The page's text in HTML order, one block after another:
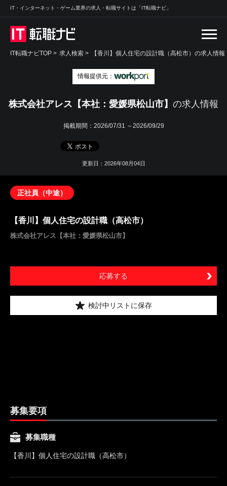
IT・インターネット・ゲーム業界の求人・転職サイトは「IT転職ナビ」
IT転職ナビTOP > 求人検索 > 【香川】個人住宅の設計職（高松市）の求人情報
情報提供元：
株式会社アレス【本社：愛媛県松山市】 の求人情報
掲載期間： 2026/07/31 ～2026/09/29
更新日：2026年08月04日
正社員（中途）
【香川】個人住宅の設計職（高松市）
株式会社アレス【本社：愛媛県松山市】
応募する
検討中リストに保存
募集要項
募集職種
【香川】個人住宅の設計職（高松市）